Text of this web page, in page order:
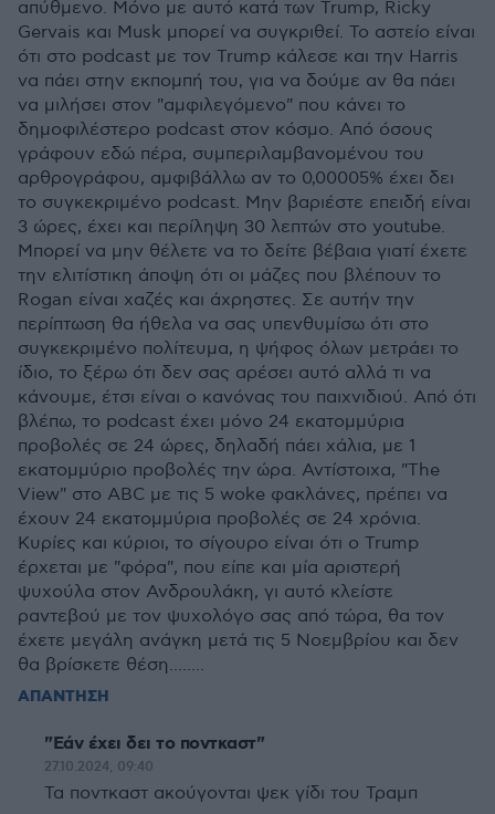
απύθμενο. Μόνο με αυτό κατά των Trump, Ricky
Gervais και Musk μπορεί να συγκριθεί. Το αστείο είναι
ότι στο podcast με τον Trump κάλεσε και την Harris
να πάει στην εκπομπή του, για να δούμε αν θα πάει
να μιλήσει στον "αμφιλεγόμενο" που κάνει το
δημοφιλέστερο podcast στον κόσμο. Από όσους
γράφουν εδώ πέρα, συμπεριλαμβανομένου του
αρθρογράφου, αμφιβάλλω αν το 0,00005% έχει δει
το συγκεκριμένο podcast. Μην βαριέστε επειδή είναι
3 ώρες, έχει και περίληψη 30 λεπτών στο youtube.
Μπορεί να μην θέλετε να το δείτε βέβαια γιατί έχετε
την ελιτίστικη άποψη ότι οι μάζες που βλέπουν το
Rogan είναι χαζές και άχρηστες. Σε αυτήν την
περίπτωση θα ήθελα να σας υπενθυμίσω ότι στο
συγκεκριμένο πολίτευμα, η ψήφος όλων μετράει το
ίδιο, το ξέρω ότι δεν σας αρέσει αυτό αλλά τι να
κάνουμε, έτσι είναι ο κανόνας του παιχνιδιού. Από ότι
βλέπω, το podcast έχει μόνο 24 εκατομμύρια
προβολές σε 24 ώρες, δηλαδή πάει χάλια, με 1
εκατομμύριο προβολές την ώρα. Αντίστοιχα, "The
View" στο ABC με τις 5 woke φακλάνες, πρέπει να
έχουν 24 εκατομμύρια προβολές σε 24 χρόνια.
Κυρίες και κύριοι, το σίγουρο είναι ότι ο Trump
έρχεται με "φόρα", που είπε και μία αριστερή
ψυχούλα στον Ανδρουλάκη, γι αυτό κλείστε
ραντεβού με τον ψυχολόγο σας από τώρα, θα τον
έχετε μεγάλη ανάγκη μετά τις 5 Νοεμβρίου και δεν
θα βρίσκετε θέση........
ΑΠΑΝΤΗΣΗ
"Εάν έχει δει το ποντκαστ"
27.10.2024, 09:40
Τα ποντκαστ ακούγονται ψεκ γίδι του Τραμπ